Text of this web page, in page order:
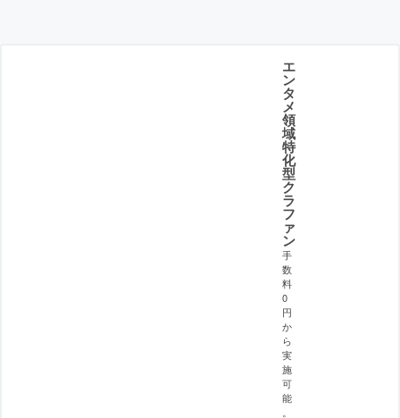
エ
ン
タ
メ
領
域
特
化
型
ク
ラ
フ
ァ
ン
手
数
料
0
円
か
ら
実
施
可
能